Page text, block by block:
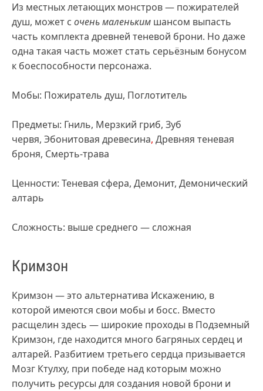
Из местных летающих монстров — пожирателей
душ, может с оченьмаленьким шансом выпасть
часть комплекта древней теневой брони. Но даже
одна такая часть может стать серьёзным бонусом
к боеспособности персонажа.
Мобы: Пожиратель душ, Поглотитель
Предметы: Гниль, Мерзкий гриб, Зуб
червя, Эбонитовая древесина, Древняя теневая
броня, Смерть-трава
Ценности: Теневая сфера, Демонит, Демонический
алтарь
Сложность: выше среднего — сложная
Кримзон
Кримзон — это альтернатива Искажению, в
которой имеются свои мобы и босс. Вместо
расщелин здесь — широкие проходы в Подземный
Кримзон, где находится много багряных сердец и
алтарей. Разбитием третьего сердца призывается
Мозг Ктулху, при победе над которым можно
получить ресурсы для создания новой брони и